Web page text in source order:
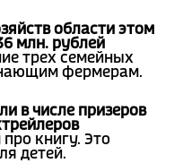
области этом
млн. рублей
трех семейных
фермерам.
в числе призеров
книгу. Это
детей.